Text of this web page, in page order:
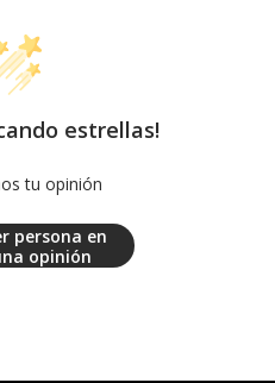
estrellas!
tu opinión
persona en
opinión